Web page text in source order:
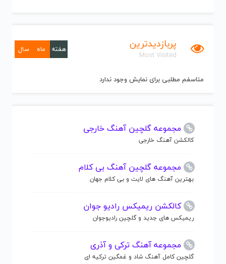
پربازدیدترین
Most Visited
هفته ماه سال
متاسفم مطلبی برای نمایش وجود ندارد
مجموعه گلچین آهنگ خارجی
کالکشن آهنگ خارجی
مجموعه گلچین آهنگ بی کلام
بهترین آهنگ های لایت و بی کلام جهان
کالکشن ریمیکس رادیو جوان
ریمیکس های جدید و گلچین رادیوجوان
مجموعه آهنگ ترکی و آذری
گلچین کامل آهنگ شاد و غمگین ترکیه ای